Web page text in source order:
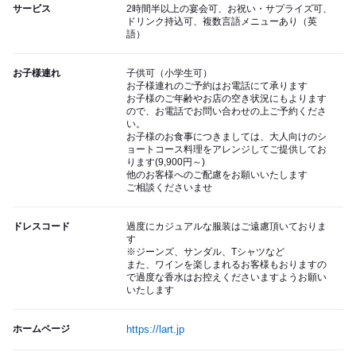
サービス
2時間半以上の宴会可、お祝い・サプライズ可、
ドリンク持込可、複数言語メニューあり（英
語）
お子様連れ
子供可（小学生可）
お子様連れのご予約はお電話にて承ります
お子様のご年齢やお店の空き状況にもよります
ので、お電話でお問い合わせの上ご予約くださ
い。
お子様のお食事につきましては、大人向けのシ
ョートコース料理をアレンジしてご提供してお
ります(9,900円～)
他のお客様へのご配慮をお願いいたします
ご相談くださいませ
ドレスコード
過度にカジュアルな服装はご遠慮頂いておりま
す
※ジーンズ、サンダル、Tシャツなど
また、ワインを楽しまれるお客様もおりますの
で過度な香水はお控えくださいますようお願い
いたします
ホームページ https://lart.jp